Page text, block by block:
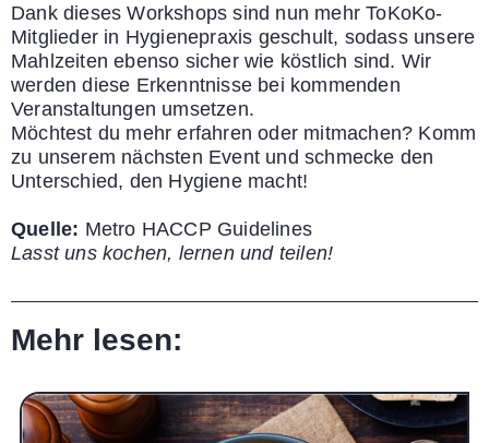
Dank dieses Workshops sind nun mehr ToKoKo-
Mitglieder in Hygienepraxis geschult, sodass unsere
Mahlzeiten ebenso sicher wie köstlich sind. Wir
werden diese Erkenntnisse bei kommenden
Veranstaltungen umsetzen.
Möchtest du mehr erfahren oder mitmachen? Komm
zu unserem nächsten Event und schmecke den
Unterschied, den Hygiene macht!
Quelle: Metro HACCP Guidelines
Lasst uns kochen, lernen und teilen!
Mehr lesen: